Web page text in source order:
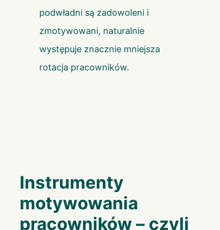
podwładni są zadowoleni i
zmotywowani, naturalnie
występuje znacznie mniejsza
rotacja pracowników.
Instrumenty
motywowania
pracowników – czyli